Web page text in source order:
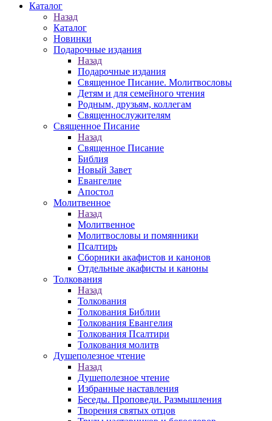
Каталог
Назад
Каталог
Новинки
Подарочные издания
Назад
Подарочные издания
Священное Писание. Молитвословы
Детям и для семейного чтения
Родным, друзьям, коллегам
Священнослужителям
Священное Писание
Назад
Священное Писание
Библия
Новый Завет
Евангелие
Апостол
Молитвенное
Назад
Молитвенное
Молитвословы и помянники
Псалтирь
Сборники акафистов и канонов
Отдельные акафисты и каноны
Толкования
Назад
Толкования
Толкования Библии
Толкования Евангелия
Толкования Псалтири
Толкования молитв
Душеполезное чтение
Назад
Душеполезное чтение
Избранные наставления
Беседы. Проповеди. Размышления
Творения святых отцов